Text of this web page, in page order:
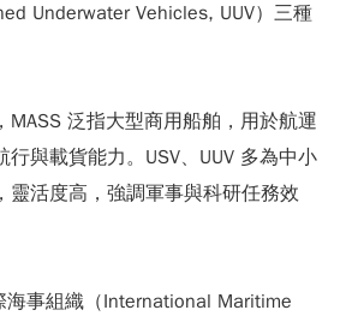
Underwater Vehicles, UUV）三種
MASS 泛指大型商用船舶，用於航運
與載貨能力。USV、UUV 多為中小
靈活度高，強調軍事與科研任務效
事組織（International Maritime